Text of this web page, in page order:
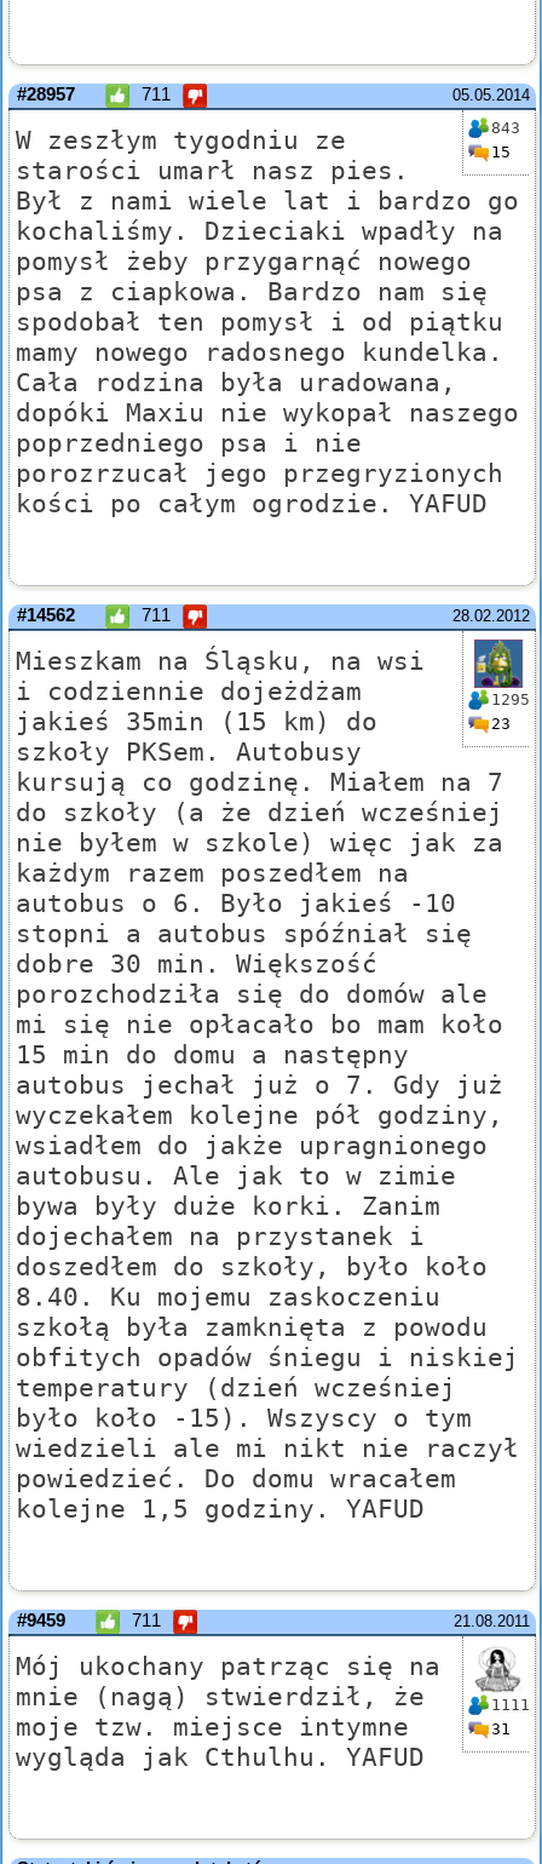
05.05.2014
#28957 711
843
15
W zeszłym tygodniu ze
starości umarł nasz pies.
Był z nami wiele lat i bardzo go
kochaliśmy. Dzieciaki wpadły na
pomysł żeby przygarnąć nowego
psa z ciapkowa. Bardzo nam się
spodobał ten pomysł i od piątku
mamy nowego radosnego kundelka.
Cała rodzina była uradowana,
dopóki Maxiu nie wykopał naszego
poprzedniego psa i nie
porozrzucał jego przegryzionych
kości po całym ogrodzie. YAFUD
28.02.2012
#14562 711
1295
23
Mieszkam na Śląsku, na wsi
i codziennie dojeżdżam
jakieś 35min (15 km) do
szkoły PKSem. Autobusy
kursują co godzinę. Miałem na 7
do szkoły (a że dzień wcześniej
nie byłem w szkole) więc jak za
każdym razem poszedłem na
autobus o 6. Było jakieś -10
stopni a autobus spóźniał się
dobre 30 min. Większość
porozchodziła się do domów ale
mi się nie opłacało bo mam koło
15 min do domu a następny
autobus jechał już o 7. Gdy już
wyczekałem kolejne pół godziny,
wsiadłem do jakże upragnionego
autobusu. Ale jak to w zimie
bywa były duże korki. Zanim
dojechałem na przystanek i
doszedłem do szkoły, było koło
8.40. Ku mojemu zaskoczeniu
szkołą była zamknięta z powodu
obfitych opadów śniegu i niskiej
temperatury (dzień wcześniej
było koło -15). Wszyscy o tym
wiedzieli ale mi nikt nie raczył
powiedzieć. Do domu wracałem
kolejne 1,5 godziny. YAFUD
21.08.2011
#9459 711
1111
31
Mój ukochany patrząc się na
mnie (nagą) stwierdził, że
moje tzw. miejsce intymne
wygląda jak Cthulhu. YAFUD